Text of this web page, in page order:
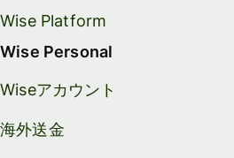
Wise Platform
Wise Personal
Wiseアカウント
海外送金